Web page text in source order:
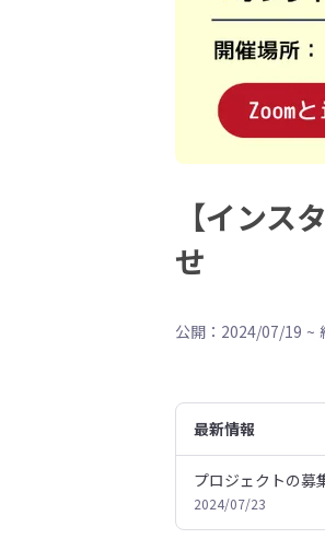
【イン
せ
公開：2024/07/19 ~
最新情報
プロジェクトの募
2024/07/23